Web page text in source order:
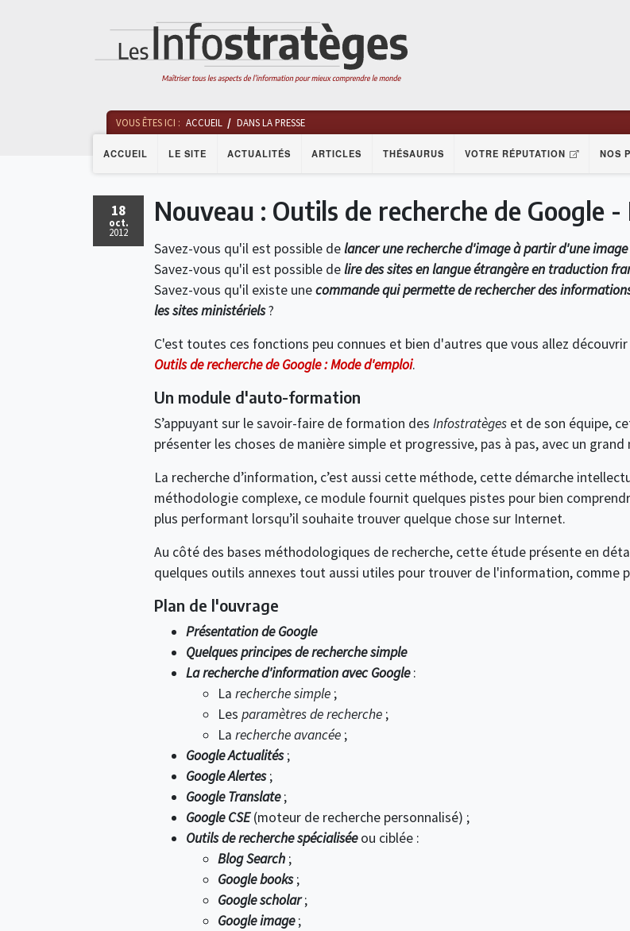
ACCUEIL LE SITE ACTUALITÉS ARTICLES THÉSAURUS VOTRE RÉPUTATION NOS
VOUS ÊTES ICI : ACCUEIL DANS LA PRESSE
18
oct.
2012
Nouveau : Outils de recherche de Google
Savez-vous qu'il est possible delancer une recherche d'image à partir d'une image
Savez-vous qu'il est possible delire des sites en langue étrangère en traduction
Savez-vous qu'il existe unecommande qui permette de rechercher des
les sites ministériels?
C'est toutes ces fonctions peu connues et bien d'autres que vous allez
Outils de recherche de Google : Mode d'emploi.
Un module d'auto-formation
S’appuyant sur le savoir-faire de formation des Infostratègeset de son équipe,
présenter les choses de manière simple et progressive, pas à pas, avec un
La recherche d’information, c’est aussi cette méthode, cette démarche
méthodologie complexe, ce module fournit quelques pistes pour bien
plus performant lorsqu’il souhaite trouver quelque chose sur Internet.
Au côté des bases méthodologiques de recherche, cette étude présente en
quelques outils annexes tout aussi utiles pour trouver de l'information, comme
Plan de l'ouvrage
Présentation de Google
Quelques principes de recherche simple
La recherche d'information avec Google:
La recherche simple;
Les paramètres de recherche;
La recherche avancée;
Google Actualités;
Google Alertes;
Google Translate;
Google CSE(moteur de recherche personnalisé) ;
Outils de recherche spécialiséeou ciblée :
Blog Search;
Google books;
Google scholar;
Google image;